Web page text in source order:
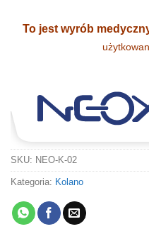
To jest wyrób
SKU: NEO-K-02
Kategoria: Kolano